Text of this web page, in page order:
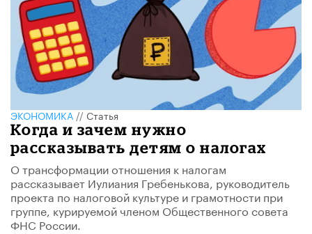
ЭКОНОМИКА//Статья
Когда и зачем нужно
рассказывать детям о налогах
О трансформации отношения к налогам
рассказывает Иулиания Гребенькова, руководитель
проекта по налоговой культуре и грамотности при
группе, курируемой членом Общественного совета
ФНС России.